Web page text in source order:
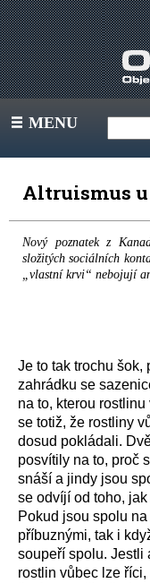
III MENU
Altruismus
Nový poznatek z
složitých sociálních
„vlastní krvi“ nebojují
Je to tak trochu šok,
zahrádku se
na to, kterou
se totiž, že rostliny
dosud pokládali.
posvítily na to, proč
snáší a jindy jsou
se odvíjí od toho,
Pokud jsou spolu
příbuznými, tak i
soupeří spolu. Jestli
rostlin vůbec lze